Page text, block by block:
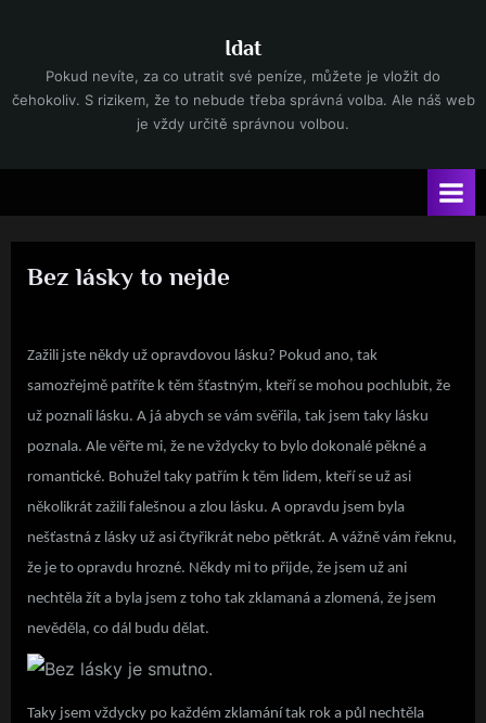
content
Idat
Pokud nevíte, za co utratit své peníze, můžete je vložit do
čehokoliv. S rizikem, že to nebude třeba správná volba. Ale náš web
je vždy určitě správnou volbou.
Bez lásky to nejde
Zažili jste někdy už opravdovou lásku? Pokud ano, tak
samozřejmě patříte k těm šťastným, kteří se mohou pochlubit, že
už poznali lásku. A já abych se vám svěřila, tak jsem taky lásku
poznala. Ale věřte mi, že ne vždycky to bylo dokonalé pěkné a
romantické. Bohužel taky patřím k těm lidem, kteří se už asi
několikrát zažili falešnou a zlou lásku. A opravdu jsem byla
nešťastná z lásky už asi čtyřikrát nebo pětkrát. A vážně vám řeknu,
že je to opravdu hrozné. Někdy mi to přijde, že jsem už ani
nechtěla žít a byla jsem z toho tak zklamaná a zlomená, že jsem
nevěděla, co dál budu dělat.
Taky jsem vždycky po každém zklamání tak rok a půl nechtěla